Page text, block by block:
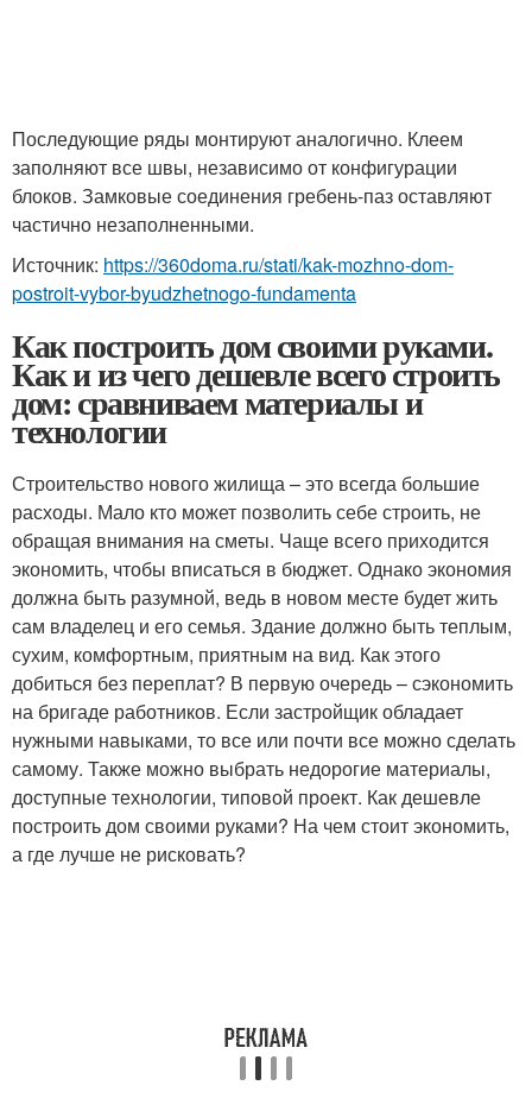
Последующие ряды монтируют аналогично. Клеем
заполняют все швы, независимо от конфигурации
блоков. Замковые соединения гребень-паз оставляют
частично незаполненными.
Источник: https://360doma.ru/stati/kak-mozhno-dom-
postroit-vybor-byudzhetnogo-fundamenta
Как построить дом своими руками.
Как и из чего дешевле всего строить
дом: сравниваем материалы и
технологии
Строительство нового жилища – это всегда большие
расходы. Мало кто может позволить себе строить, не
обращая внимания на сметы. Чаще всего приходится
экономить, чтобы вписаться в бюджет. Однако экономия
должна быть разумной, ведь в новом месте будет жить
сам владелец и его семья. Здание должно быть теплым,
сухим, комфортным, приятным на вид. Как этого
добиться без переплат? В первую очередь – сэкономить
на бригаде работников. Если застройщик обладает
нужными навыками, то все или почти все можно сделать
самому. Также можно выбрать недорогие материалы,
доступные технологии, типовой проект. Как дешевле
построить дом своими руками? На чем стоит экономить,
а где лучше не рисковать?